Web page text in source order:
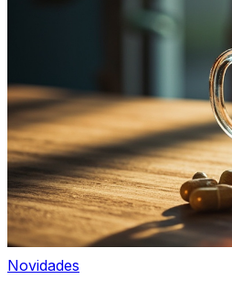
Novidades